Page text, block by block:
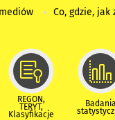
Co, gdzie, jak
REGON,
TERYT,
Klasyfikacje
Badania